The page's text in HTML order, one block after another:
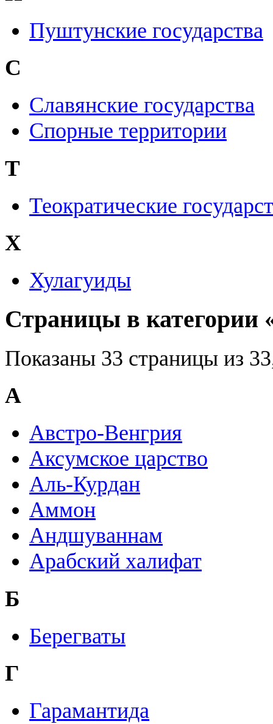
Пуштунские государства
С
Славянские государства
Спорные территории
Т
Теократические
Х
Хулагуиды
Страницы в категории
Показаны 33 страницы из
А
Австро-Венгрия
Аксумское царство
Аль-Курдан
Аммон
Андшуваннам
Арабский халифат
Б
Берегваты
Г
Гарамантида